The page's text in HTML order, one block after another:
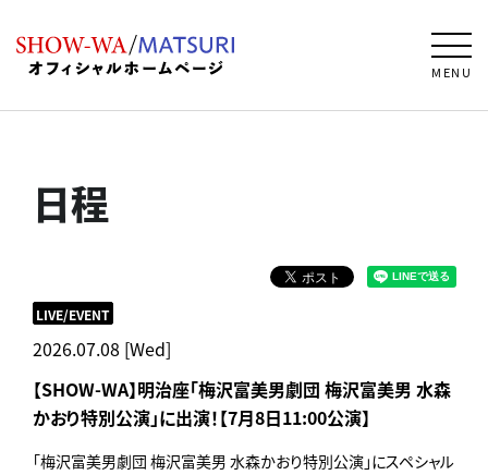
MENU
日程
2026.07.08 [Wed]
LIVE/EVENT
【SHOW-WA】明治座「梅沢富美男劇団 梅沢富美男 水森
かおり特別公演」に出演！【7月8日11:00公演】
「梅沢富美男劇団 梅沢富美男 水森かおり特別公演」にスペシャル